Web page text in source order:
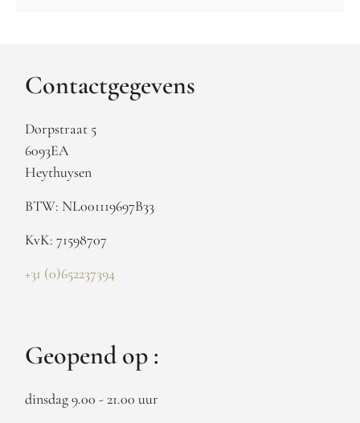
Contactgegevens
Dorpstraat 5
6093EA
Heythuysen
BTW: NL001119697B33
KvK: 71598707
+31 (0)652237394
Geopend op :
dinsdag 9.00 - 21.00 uur